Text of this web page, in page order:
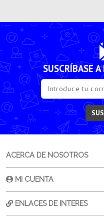
SUSCRÍBASE
ACERCA DE NOSOTROS
MI CUENTA
ENLACES DE INTERES